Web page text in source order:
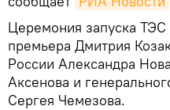
Церемония запуска
премьера Дмитрия
России Александра
Аксенова и
Сергея Чемезова.